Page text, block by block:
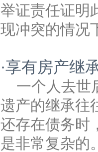
举证责任证明
现冲突的情况
·享有房产继
一个人去世
遗产的继承往
还存在债务时
是非常复杂的